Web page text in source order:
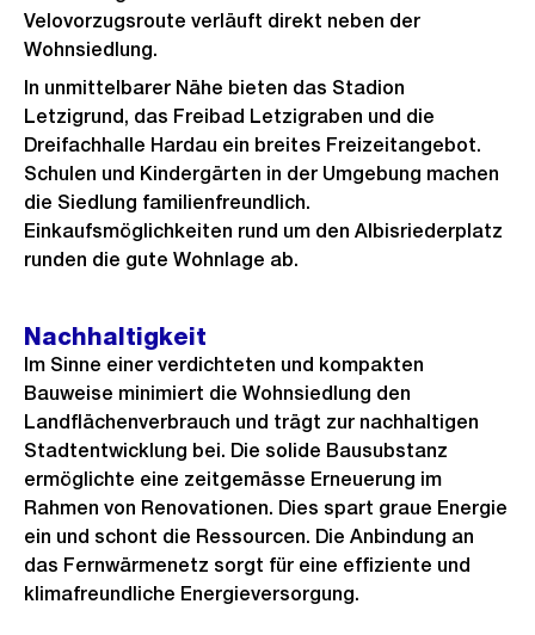
Velovorzugsroute verläuft direkt neben der
Wohnsiedlung.
In unmittelbarer Nähe bieten das Stadion
Letzigrund, das Freibad Letzigraben und die
Dreifachhalle Hardau ein breites Freizeitangebot.
Schulen und Kindergärten in der Umgebung machen
die Siedlung familienfreundlich.
Einkaufsmöglichkeiten rund um den Albisriederplatz
runden die gute Wohnlage ab.
Nachhaltigkeit
Im Sinne einer verdichteten und kompakten
Bauweise minimiert die Wohnsiedlung den
Landflächenverbrauch und trägt zur nachhaltigen
Stadtentwicklung bei. Die solide Bausubstanz
ermöglichte eine zeitgemässe Erneuerung im
Rahmen von Renovationen. Dies spart graue Energie
ein und schont die Ressourcen. Die Anbindung an
das Fernwärmenetz sorgt für eine effiziente und
klimafreundliche Energieversorgung.